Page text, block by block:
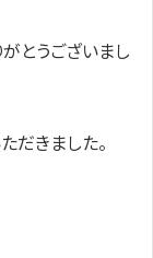
とうございまし
だきました。